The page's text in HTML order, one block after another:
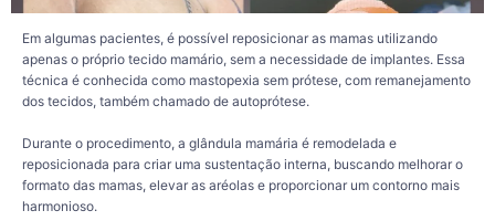
Em algumas pacientes, é possível reposicionar as mamas utilizando
apenas o próprio tecido mamário, sem a necessidade de implantes. Essa
técnica é conhecida como mastopexia sem prótese, com remanejamento
dos tecidos, também chamado de autoprótese.
Durante o procedimento, a glândula mamária é remodelada e
reposicionada para criar uma sustentação interna, buscando melhorar o
formato das mamas, elevar as aréolas e proporcionar um contorno mais
harmonioso.